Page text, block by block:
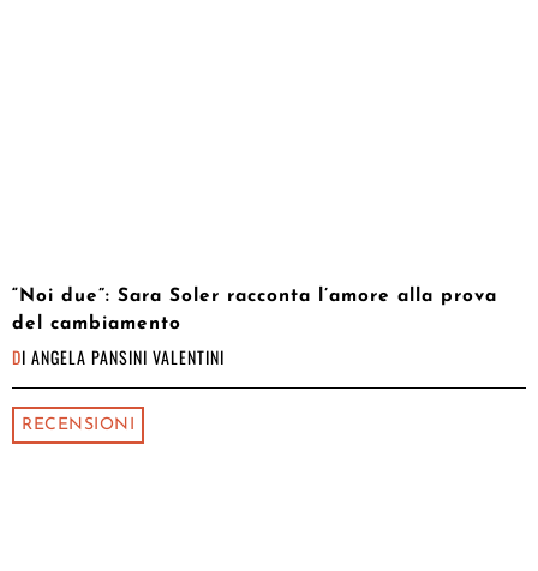
“Noi due”: Sara Soler racconta l’amore alla prova
del cambiamento
DI ANGELA PANSINI VALENTINI
RECENSIONI